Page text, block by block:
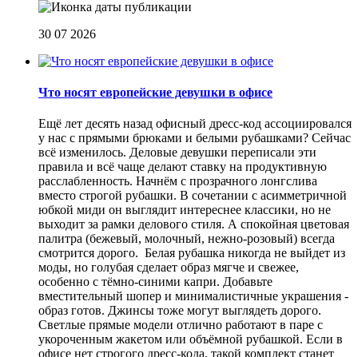
30 07 2026
Что носят европейские девушки в офисе
Ещё лет десять назад офисный дресс-код ассоциировался
у нас с прямыми брюками и белыми рубашками? Сейчас
всё изменилось. Деловые девушки переписали эти
правила и всё чаще делают ставку на продуктивную
расслабленность. Начнём с прозрачного лонгслива
вместо строгой рубашки. В сочетании с асимметричной
юбкой миди он выглядит интереснее классики, но не
выходит за рамки делового стиля. А спокойная цветовая
палитра (бежевый, молочный, нежно-розовый) всегда
смотрится дорого. Белая рубашка никогда не выйдет из
моды, но голубая сделает образ мягче и свежее,
особенно с тёмно-синими капри. Добавьте
вместительный шопер и минималистичные украшения -
образ готов. Джинсы тоже могут выглядеть дорого.
Светлые прямые модели отлично работают в паре с
укороченным жакетом или объёмной рубашкой. Если в
офисе нет строгого дресс-кода, такой комплект станет